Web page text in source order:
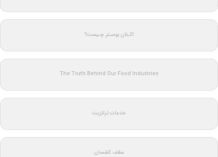
اکـتان بوسـتر چـیست؟
The Truth Behind Our Food Industries
خدمات ترانزیت
سقف کشسان